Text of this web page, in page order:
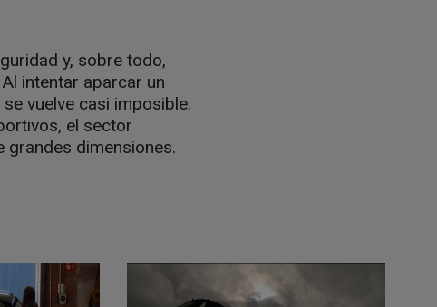
y, sobre todo,
intentar aparcar un
vuelve casi imposible.
el sector
grandes dimensiones.